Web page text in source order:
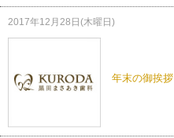
2017年12月28日(木曜日)
年末の御挨拶